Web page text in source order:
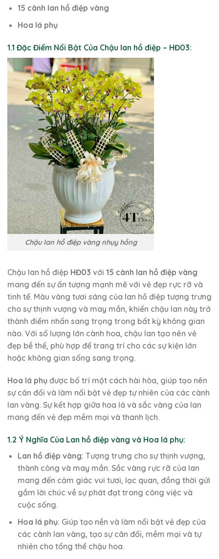
15 cành lan hồ điệp vàng
Hoa lá phụ
1.1 Đặc Điểm Nổi Bật Của Chậu lan hồ điệp – HĐ03:
Chậu lan hồ điệp vàng nhụy hồng
Chậu lan hồ điệp HĐ03 với 15 cành lan hồ điệp vàng
mang đến sự ấn tượng mạnh mẽ với vẻ đẹp rực rỡ và
tinh tế. Màu vàng tươi sáng của lan hồ điệp tượng trưng
cho sự thịnh vượng và may mắn, khiến chậu lan này trở
thành điểm nhấn sang trọng trong bất kỳ không gian
nào. Với số lượng lớn cành hoa, chậu lan tạo nên vẻ
đẹp bề thế, phù hợp để trang trí cho các sự kiện lớn
hoặc không gian sống sang trọng.
Hoa lá phụ được bố trí một cách hài hòa, giúp tạo nên
sự cân đối và làm nổi bật vẻ đẹp tự nhiên của các cành
lan vàng. Sự kết hợp giữa hoa lá và sắc vàng của lan
mang đến vẻ đẹp mềm mại và thanh lịch.
1.2 Ý Nghĩa Của Lan hồ điệp vàng và Hoa lá phụ:
Lan hồ điệp vàng: Tượng trưng cho sự thịnh vượng,
thành công và may mắn. Sắc vàng rực rỡ của lan
mang đến cảm giác vui tươi, lạc quan, đồng thời gửi
gắm lời chúc về sự phát đạt trong công việc và
cuộc sống.
Hoa lá phụ: Giúp tạo nền và làm nổi bật vẻ đẹp của
các cành lan vàng, tạo sự cân đối, mềm mại và tự
nhiên cho tổng thể chậu hoa.